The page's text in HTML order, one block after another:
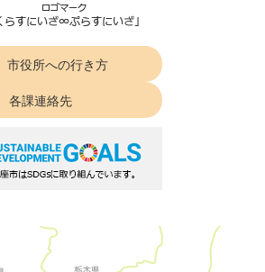
市役所への行き方
各課連絡先